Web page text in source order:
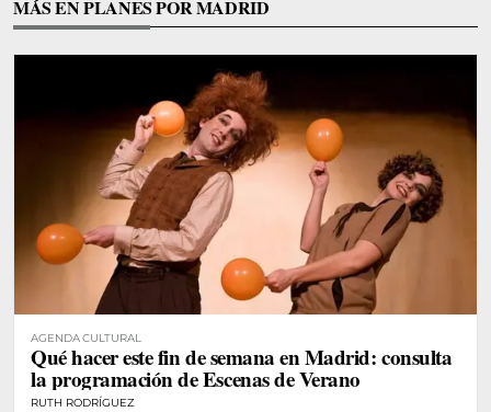
MÁS EN PLANES POR MADRID
AGENDA CULTURAL
Qué hacer este fin de semana en Madrid: consulta
la programación de Escenas de Verano
RUTH RODRÍGUEZ